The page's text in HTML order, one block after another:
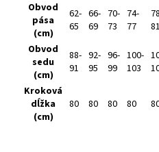
Obvod
pása
(cm)
62-
65
66-
69
70-
73
74-
77
81
Obvod
sedu
(cm)
88-
91
92-
95
96-
99
100-
103
Kroková
dĺžka
(cm)
80 80 80 80